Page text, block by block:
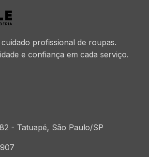
cuidado profissional de roupas.
e confiança em cada serviço.
- Tatuapé, São Paulo/SP